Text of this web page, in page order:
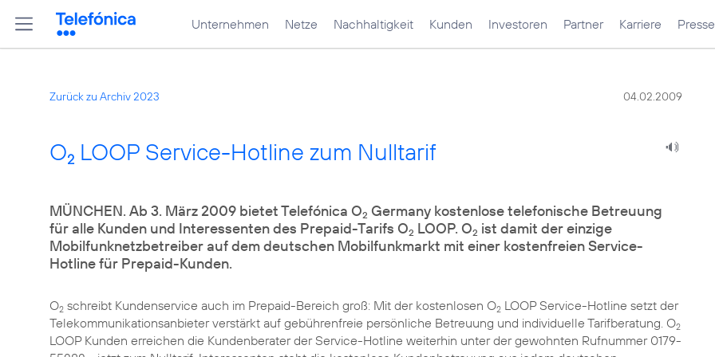
Unternehmen Netze Nachhaltigkeit Kunden Investoren Partner Karriere Presse
Zurück zu Archiv 2023 04.02.2009
O2 LOOP Service-Hotline zum Nulltarif
MÜNCHEN. Ab 3. März 2009 bietet Telefónica O2 Germany kostenlose telefonische Betreuung
für alle Kunden und Interessenten des Prepaid-Tarifs O2 LOOP. O2 ist damit der einzige
Mobilfunknetzbetreiber auf dem deutschen Mobilfunkmarkt mit einer kostenfreien Service-
Hotline für Prepaid-Kunden.
O2 schreibt Kundenservice auch im Prepaid-Bereich groß: Mit der kostenlosen O2 LOOP Service-Hotline setzt der
Telekommunikationsanbieter verstärkt auf gebührenfreie persönliche Betreuung und individuelle Tarifberatung. O2
LOOP Kunden erreichen die Kundenberater der Service-Hotline weiterhin unter der gewohnten Rufnummer 0179-